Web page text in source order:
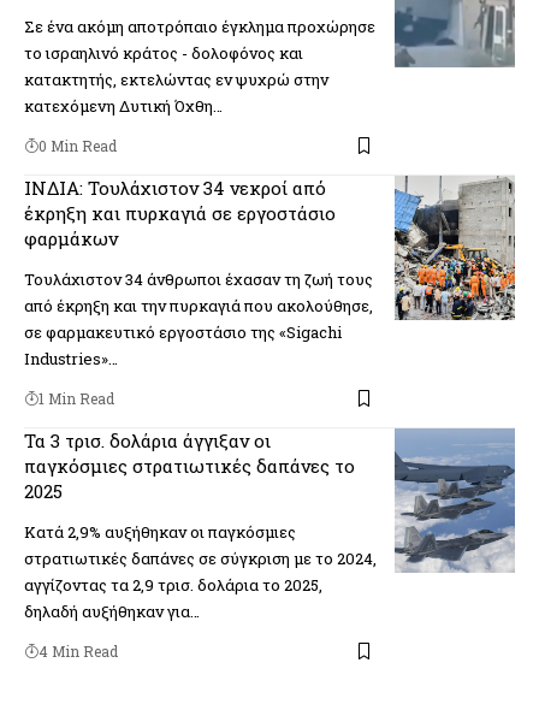
Σε ένα ακόμη αποτρόπαιο έγκλημα προχώρησε
το ισραηλινό κράτος - δολοφόνος και
κατακτητής, εκτελώντας εν ψυχρώ στην
κατεχόμενη Δυτική Όχθη…
0 Min Read
ΙΝΔΙΑ: Τουλάχιστον 34 νεκροί από
έκρηξη και πυρκαγιά σε εργοστάσιο
φαρμάκων
Τουλάχιστον 34 άνθρωποι έχασαν τη ζωή τους
από έκρηξη και την πυρκαγιά που ακολούθησε,
σε φαρμακευτικό εργοστάσιο της «Sigachi
Industries»…
1 Min Read
Τα 3 τρισ. δολάρια άγγιξαν οι
παγκόσμιες στρατιωτικές δαπάνες το
2025
Κατά 2,9% αυξήθηκαν οι παγκόσμιες
στρατιωτικές δαπάνες σε σύγκριση με το 2024,
αγγίζοντας τα 2,9 τρισ. δολάρια το 2025,
δηλαδή αυξήθηκαν για…
4 Min Read